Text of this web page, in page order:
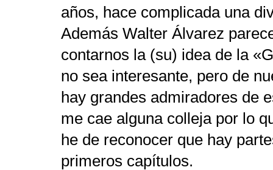
años, hace complicada una
Además Walter Álvarez
contarnos la (su) idea de la
no sea interesante, pero de
hay grandes admiradores de
me cae alguna colleja por lo
he de reconocer que hay
primeros capítulos.